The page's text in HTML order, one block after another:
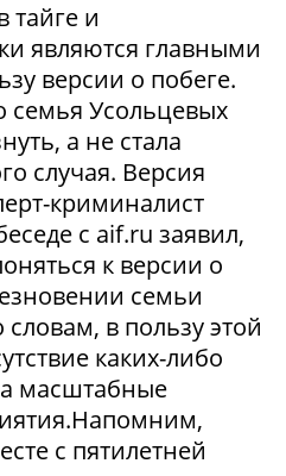
тайге и
являются главными
версии о побеге.
семья Усольцевых
а не стала
случая. Версия
криминалист
с aif.ru заявил,
к версии о
семьи
в пользу этой
каких-либо
масштабные
с пятилетней